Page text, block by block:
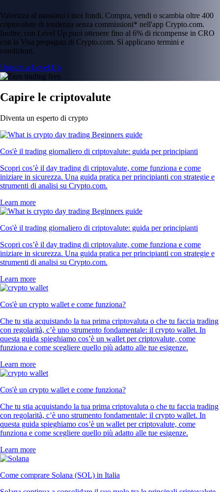
Valorizza al massimo i tuoi fondi. Compra, vendi o scambia oltre 400
criptovalute di tendenza senza commissioni* nell'app Crypto.com.
Inoltre, con Level Up puoi ottenere fino al 6% di ricompense in CRO
con la Visa prepagata di Crypto.com. Si applicano termini e
condizioni.
Unisciti a Level Up
Capire le criptovalute
Diventa un esperto di crypto
Cos'è il trading giornaliero di criptovalute: guida per principianti
Scopri cos’è il day trading di criptovalute, come funziona e come
iniziare in sicurezza. Una guida pratica per principianti con strategie e
strumenti di analisi su Crypto.com.
Learn more
Cos'è il trading giornaliero di criptovalute: guida per principianti
Scopri cos’è il day trading di criptovalute, come funziona e come
iniziare in sicurezza. Una guida pratica per principianti con strategie e
strumenti di analisi su Crypto.com.
Learn more
Cos'è un crypto wallet e come funziona?
Che tu stia acquistando la tua prima criptovaluta o che tu faccia trading
con regolarità, c’è uno strumento fondamentale: il crypto wallet. In
questa guida spieghiamo cos’è un wallet per criptovalute, come
funziona e come scegliere quello più adatto alle tue esigenze.
Learn more
Cos'è un crypto wallet e come funziona?
Che tu stia acquistando la tua prima criptovaluta o che tu faccia trading
con regolarità, c’è uno strumento fondamentale: il crypto wallet. In
questa guida spieghiamo cos’è un wallet per criptovalute, come
funziona e come scegliere quello più adatto alle tue esigenze.
Learn more
Come comprare Solana (SOL) in Italia